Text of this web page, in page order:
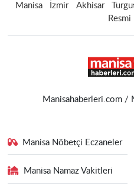
Manisa İzmir Akhisar
Resmi
Manisahaberleri.com /
Manisa Nöbetçi Eczaneler
Manisa Namaz Vakitleri